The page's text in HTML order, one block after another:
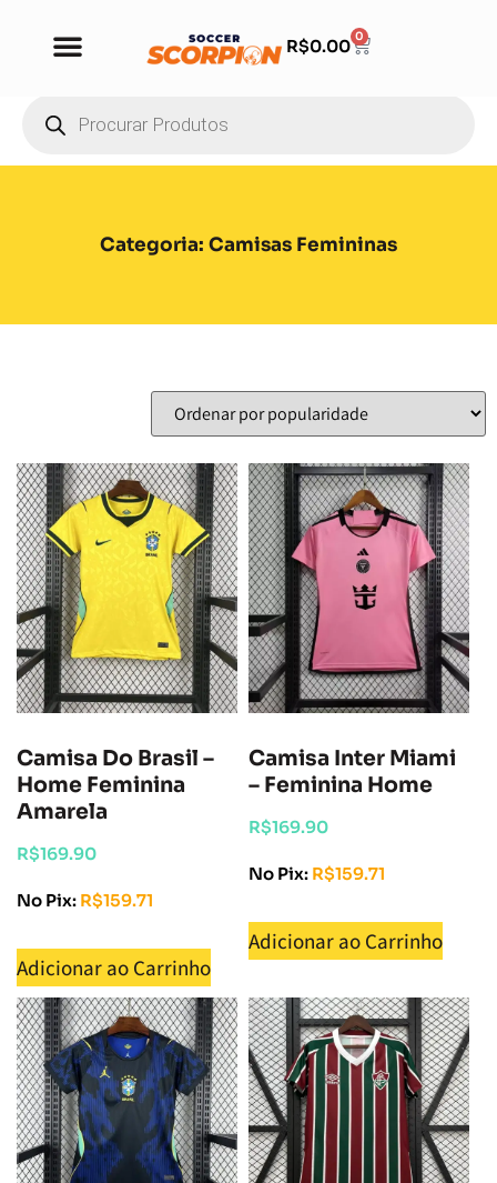
R$0.00 0
Categoria: Camisas Femininas
Camisa Do Brasil –
Home Feminina
Amarela
R$169.90
No Pix: R$159.71
Adicionar ao Carrinho
Camisa Inter Miami
– Feminina Home
R$169.90
No Pix: R$159.71
Adicionar ao Carrinho